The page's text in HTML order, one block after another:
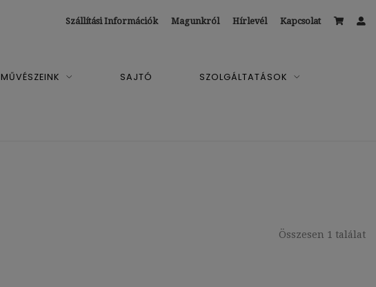
Szállítási Információk Magunkról Hírlevél Kapcsolat
MŰVÉSZEINK SAJTÓ SZOLGÁLTATÁSOK
Összesen 1 találat